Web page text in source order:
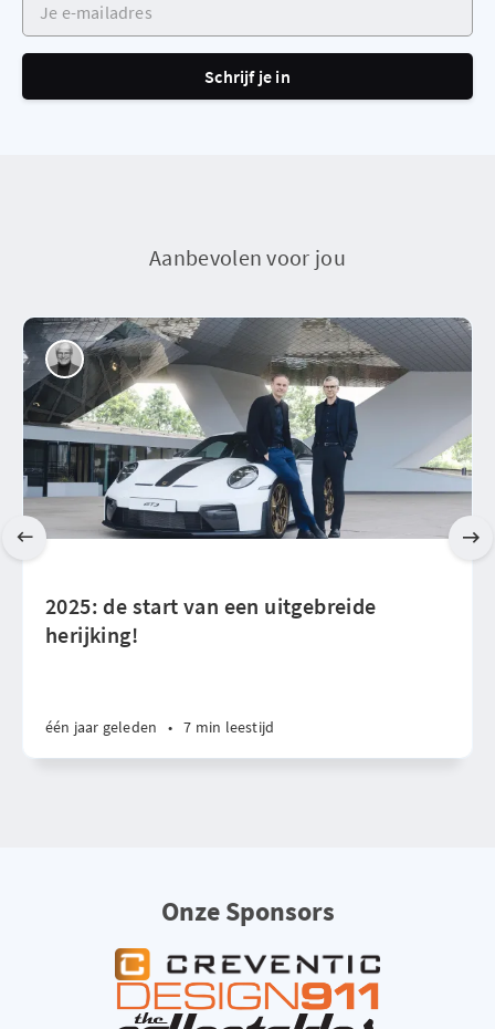
Schrijf je in
Aanbevolen voor jou
2025: de start van een uitgebreide
herijking!
één jaar geleden • 7 min leestijd
Onze Sponsors